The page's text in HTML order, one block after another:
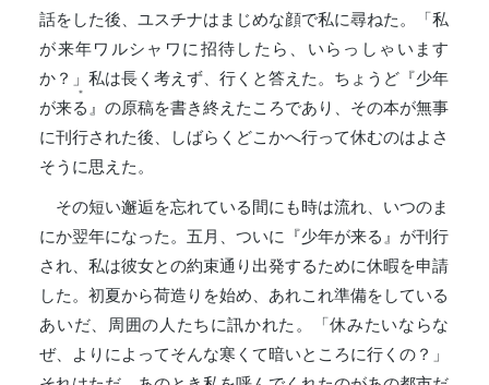
話をした後、ユスチナはまじめな顔で私に尋ねた。「私
が来年ワルシャワに招待したら、いらっしゃいます
か？」私は長く考えず、行くと答えた。ちょうど『少年
が来る
＊
』の原稿を書き終えたころであり、その本が無事
に刊行された後、しばらくどこかへ行って休むのはよさ
そうに思えた。
その短い邂逅を忘れている間にも時は流れ、いつのま
にか翌年になった。五月、ついに『少年が来る』が刊行
され、私は彼女との約束通り出発するために休暇を申請
した。初夏から荷造りを始め、あれこれ準備をしている
あいだ、周囲の人たちに訊かれた。「休みたいならな
ぜ、よりによってそんな寒くて暗いところに行くの？」